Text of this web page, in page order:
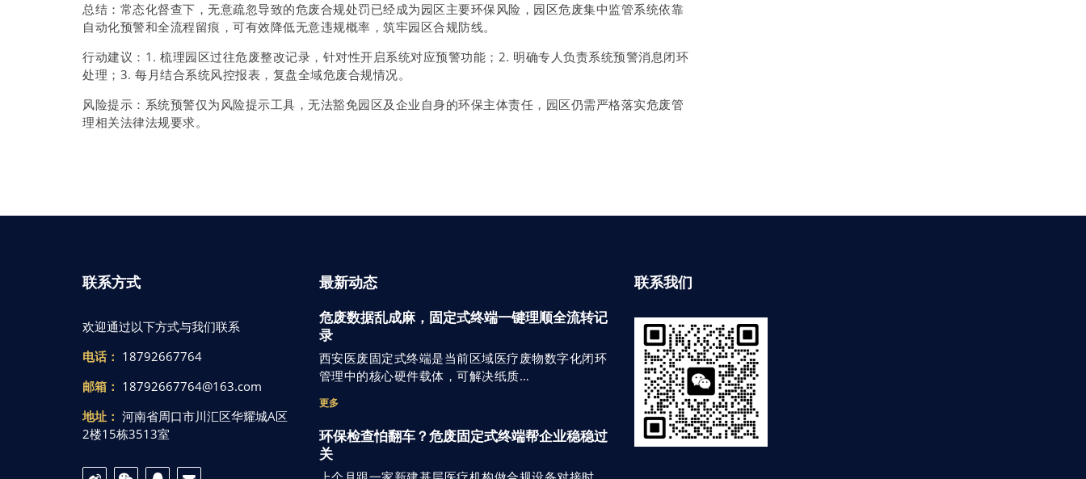
总结：常态化督查下，无意疏忽导致的危废合规处罚已经成为园区主要环保风险，园区危废集中监管系统依靠
自动化预警和全流程留痕，可有效降低无意违规概率，筑牢园区合规防线。
行动建议：1. 梳理园区过往危废整改记录，针对性开启系统对应预警功能；2. 明确专人负责系统预警消息闭环
处理；3. 每月结合系统风控报表，复盘全域危废合规情况。
风险提示：系统预警仅为风险提示工具，无法豁免园区及企业自身的环保主体责任，园区仍需严格落实危废管
理相关法律法规要求。
联系方式
欢迎通过以下方式与我们联系
电话： 18792667764
邮箱： 18792667764@163.com
地址： 河南省周口市川汇区华耀城A区
2楼15栋3513室
最新动态
危废数据乱成麻，固定式终端一键理顺全流转记
录
西安医废固定式终端是当前区域医疗废物数字化闭环
管理中的核心硬件载体，可解决纸质…
更多
环保检查怕翻车？危废固定式终端帮企业稳稳过
关
联系我们